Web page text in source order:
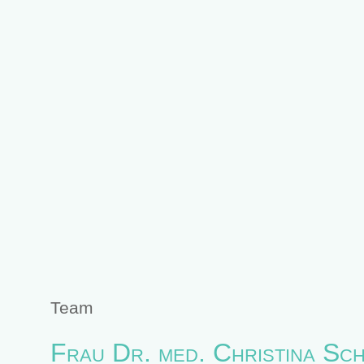
Team
Frau Dr. med. Christina